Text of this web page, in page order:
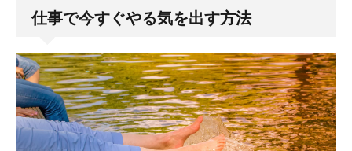
仕事で今すぐやる気を出す方法